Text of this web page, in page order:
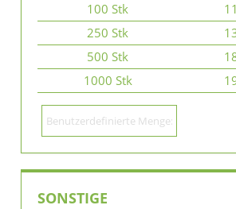
100 Stk
250 Stk
500 Stk
1000 Stk
SONSTIGE